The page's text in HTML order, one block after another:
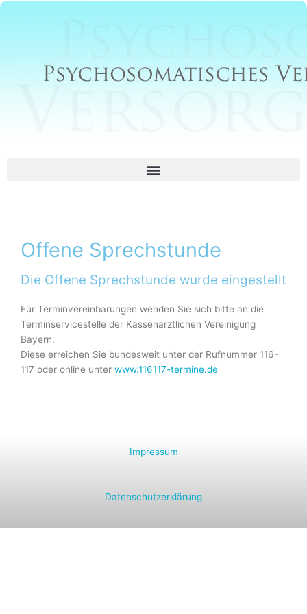
Zum
Offene Sprechstunde
Die Offene Sprechstunde wurde eingestellt
Für Terminvereinbarungen wenden Sie sich bitte an die
Terminservicestelle der Kassenärztlichen Vereinigung
Bayern.
Diese erreichen Sie bundesweit unter der Rufnummer 116-
117 oder online unter www.116117-termine.de
Impressum
Datenschutzerklärung